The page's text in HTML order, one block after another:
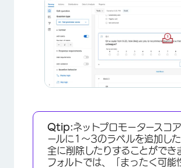
Qtip:ネットプロモータースコ
ールに1～3のラベルを追加し
全に削除したりすることができ
フォルトでは、「まったく可能